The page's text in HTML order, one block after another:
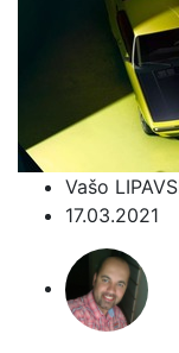
Vašo
17.03.2021